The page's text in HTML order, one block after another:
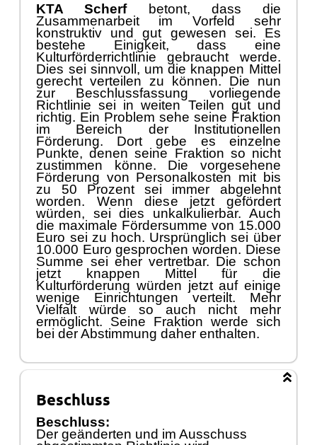
KTA Scherfbetont, dass die
Zusammenarbeit im Vorfeld sehr
konstruktiv und gut gewesen sei. Es
bestehe Einigkeit, dass eine
Kulturförderrichtlinie gebraucht werde.
Dies sei sinnvoll, um die knappen Mittel
gerecht verteilen zu können. Die nun
zur Beschlussfassung vorliegende
Richtlinie sei in weitenTeilen gut und
richtig. Ein Problem sehe seine Fraktion
im Bereich der Institutionellen
Förderung. Dort gebe es einzelne
Punkte, denen seine Fraktion so nicht
zustimmen könne. Die vorgesehene
Förderung von Personalkosten mit bis
zu 50 Prozent sei immer abgelehnt
worden. Wenn diese jetzt gefördert
würden, sei dies unkalkulierbar. Auch
die maximale Fördersumme von 15.000
Euro sei zu hoch. Ursprünglich sei über
10.000 Euro gesprochen worden. Diese
Summe sei eher vertretbar. Die schon
jetzt knappen Mittel für die
Kulturförderung würden jetzt auf einige
wenige Einrichtungen verteilt. Mehr
Vielfalt würde so auch nicht mehr
ermöglicht. Seine Fraktion werde sich
bei der Abstimmung daher enthalten.
Beschluss
Beschluss:
Der geänderten und im Ausschuss